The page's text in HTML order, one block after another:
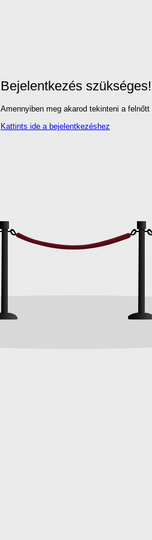
Bejelentkezés szükséges!
Amennyiben meg akarod tekinteni a
Kattints ide a bejelentkezéshez